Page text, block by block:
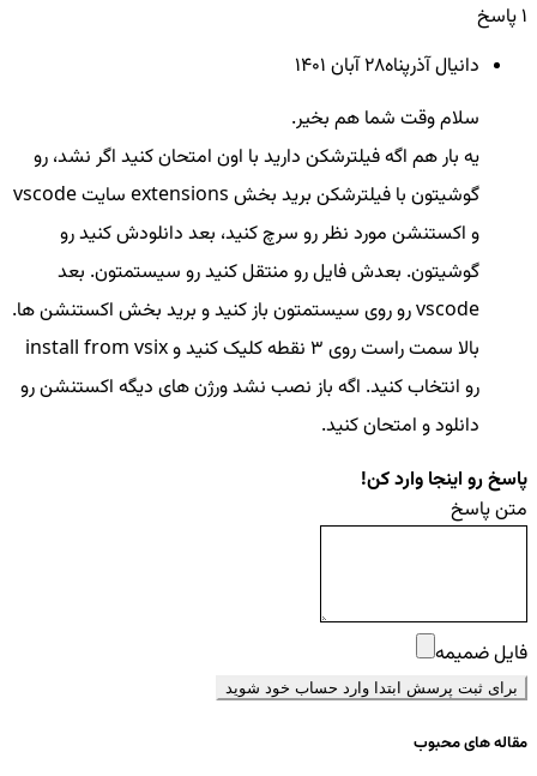
1 پاسخ
دانیال آذرپناه28 آبان ۱۴۰۱
سلام وقت شما هم بخیر.
یه بار هم اگه فیلترشکن دارید با اون امتحان کنید اگر نشد، رو
گوشیتون با فیلترشکن برید بخش extensions سایت vscode
و اکستنشن مورد نظر رو سرچ کنید، بعد دانلودش کنید رو
گوشیتون. بعدش فایل رو منتقل کنید رو سیستمتون. بعد
vscode رو روی سیستمتون باز کنید و برید بخش اکستنشن ها.
بالا سمت راست روی ۳ نقطه کلیک کنید و install from vsix
رو انتخاب کنید. اگه باز نصب نشد ورژن های دیگه اکستنشن رو
دانلود و امتحان کنید.
پاسخ رو اینجا وارد کن!
متن پاسخ
فایل ضمیمه
برای ثبت پرسش ابتدا وارد حساب خود شوید
مقاله های محبوب